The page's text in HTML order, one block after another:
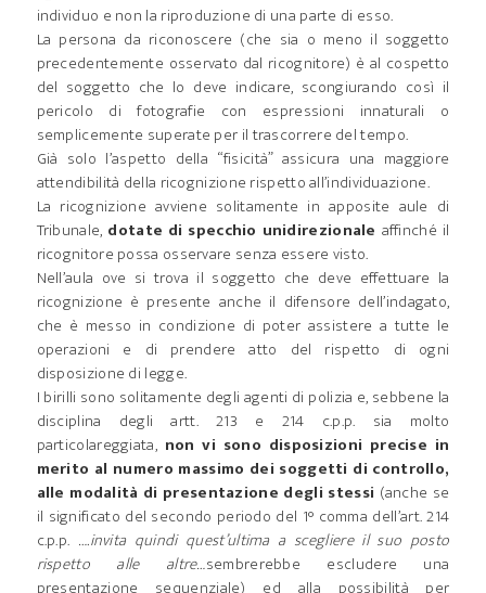
individuo e non la riproduzione di una parte di esso.
La persona da riconoscere (che sia o meno il soggetto
precedentemente osservato dal ricognitore) è al cospetto
del soggetto che lo deve indicare, scongiurando così il
pericolo di fotografie con espressioni innaturali o
semplicemente superate per il trascorrere del tempo.
Già solo l’aspetto della “fisicità” assicura una maggiore
attendibilità della ricognizione rispetto all’individuazione.
La ricognizione avviene solitamente in apposite aule di
Tribunale, dotate di specchio unidirezionale affinché il
ricognitore possa osservare senza essere visto.
Nell’aula ove si trova il soggetto che deve effettuare la
ricognizione è presente anche il difensore dell’indagato,
che è messo in condizione di poter assistere a tutte le
operazioni e di prendere atto del rispetto di ogni
disposizione di legge.
I birilli sono solitamente degli agenti di polizia e, sebbene la
disciplina degli artt. 213 e 214 c.p.p. sia molto
particolareggiata, non vi sono disposizioni precise in
merito al numero massimo dei soggetti di controllo,
alle modalità di presentazione degli stessi (anche se
il significato del secondo periodo del 1° comma dell’art. 214
c.p.p. ….invita quindi quest’ultima a scegliere il suo posto
rispetto alle altre…sembrerebbe escludere una